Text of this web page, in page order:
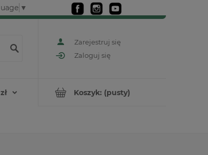
▼
Zarejestruj się
Zaloguj się
Koszyk: (pusty)